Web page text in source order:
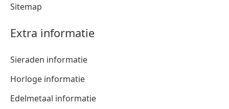
Sitemap
Extra informatie
Sieraden informatie
Horloge informatie
Edelmetaal informatie